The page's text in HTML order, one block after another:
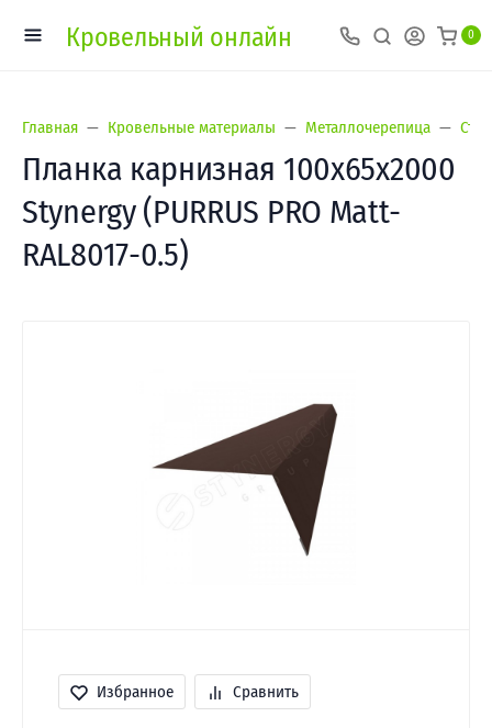
Кровельный онлайн 0
Главная Кровельные материалы Металлочерепица
Планка карнизная 100х65х2000
Stynergy (PURRUS PRO Matt-
RAL8017-0.5)
Избранное Сравнить